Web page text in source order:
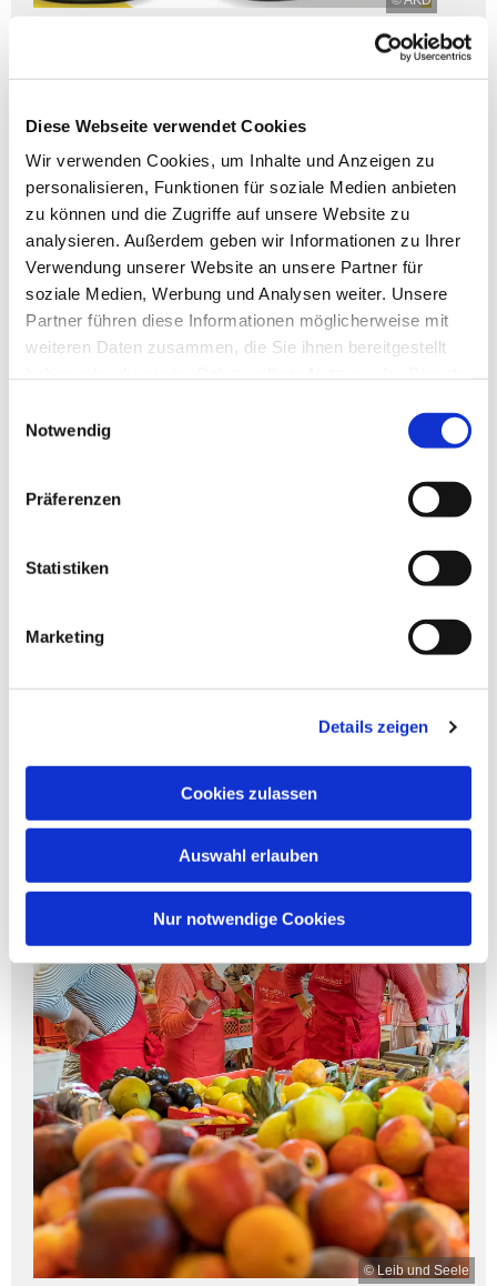
Diese Webseite verwendet Cookies
Wir verwenden Cookies, um Inhalte und Anzeigen zu
personalisieren, Funktionen für soziale Medien anbieten
zu können und die Zugriffe auf unsere Website zu
analysieren. Außerdem geben wir Informationen zu Ihrer
Verwendung unserer Website an unsere Partner für
soziale Medien, Werbung und Analysen weiter. Unsere
Partner führen diese Informationen möglicherweise mit
weiteren Daten zusammen, die Sie ihnen bereitgestellt
Notwendig
Präferenzen
Statistiken
Marketing
Details zeigen
Cookies zulassen
Auswahl erlauben
Nur notwendige Cookies
© Gemeindeblatt Datenbank
Mehr erfahren
© Leib und Seele